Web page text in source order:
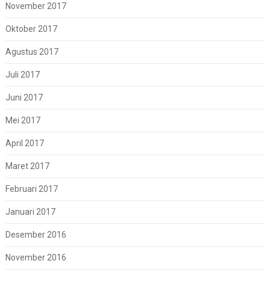
November 2017
Oktober 2017
Agustus 2017
Juli 2017
Juni 2017
Mei 2017
April 2017
Maret 2017
Februari 2017
Januari 2017
Desember 2016
November 2016